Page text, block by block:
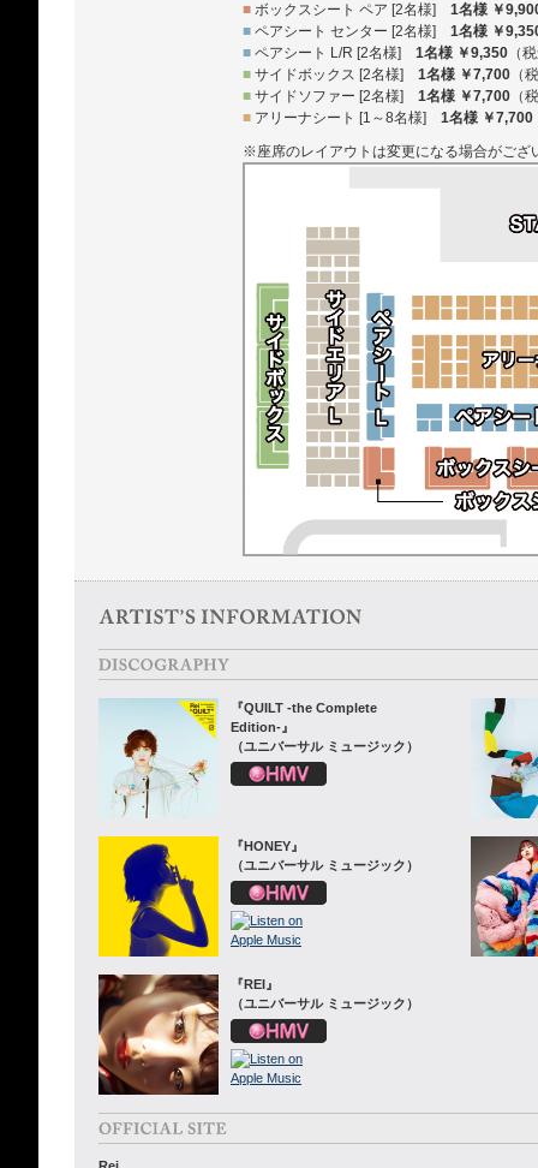
■ ボックスシート ペア [2名様] 1名様 ￥
■ ペアシート センター [2名様] 1名様 ￥
■ ペアシート L/R [2名様] 1名様 ￥9,350 （
■ サイドボックス [2名様] 1名様 ￥7,700 （
■ サイドソファー [2名様] 1名様 ￥7,700 （
■ アリーナシート [1～8名様] 1名様 ￥7,700
※座席のレイアウトは変更になる場合がござ
『QUILT -the Complete
Edition-』
（ユニバーサル ミュージック）
『HONEY』
（ユニバーサル ミュージック）
『REI』
（ユニバーサル ミュージック）